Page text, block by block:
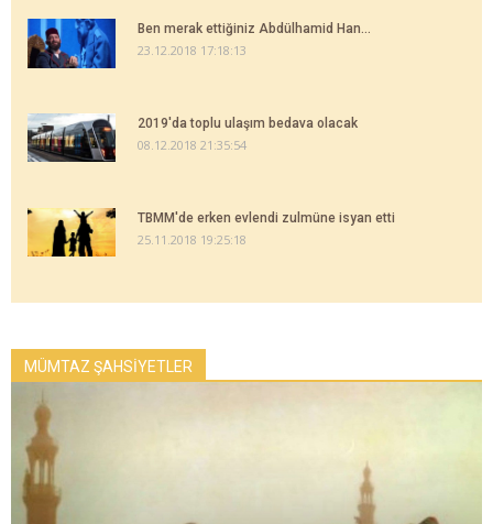
Ben merak ettiğiniz Abdülhamid Han...
23.12.2018 17:18:13
2019'da toplu ulaşım bedava olacak
08.12.2018 21:35:54
TBMM'de erken evlendi zulmüne isyan etti
25.11.2018 19:25:18
MÜMTAZ ŞAHSİYETLER